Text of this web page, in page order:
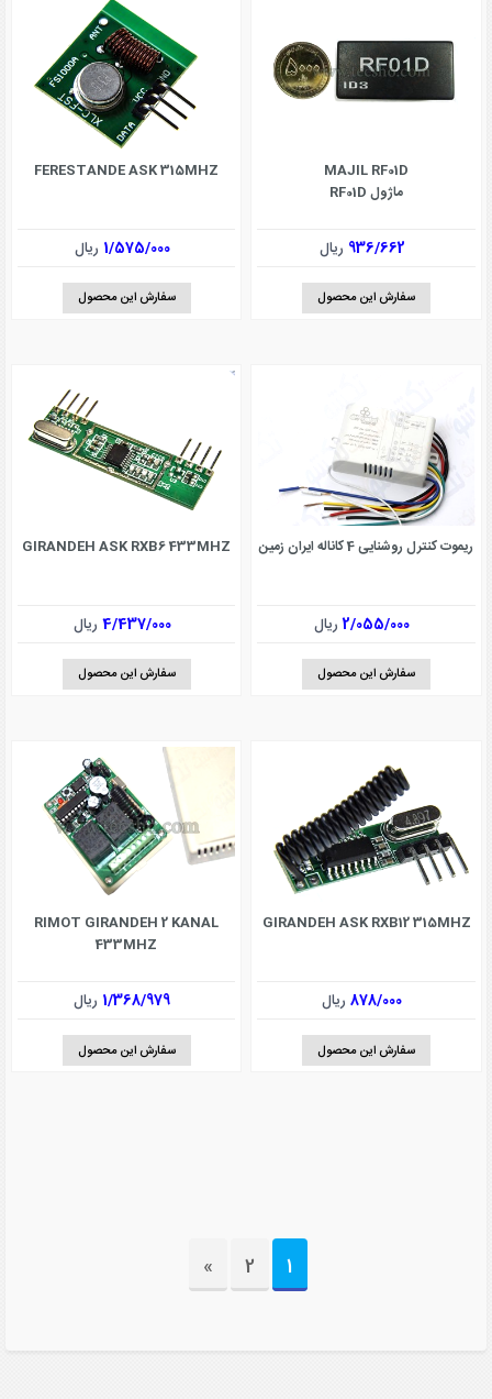
MAJIL RF01D
ماژول RF01D
936/662 ریال
سفارش این محصول
FERESTANDE ASK 315MHZ
1/575/000 ریال
سفارش این محصول
ریموت کنترل روشنایی 4 کاناله ایران زمین
2/055/000ریال
سفارش این محصول
GIRANDEH ASK RXB6 433MHZ
4/437/000 ریال
سفارش این محصول
GIRANDEH ASK RXB12 315MHZ
878/000ریال
سفارش این محصول
RIMOT GIRANDEH 2 KANAL
433MHZ
1/368/979 ریال
سفارش این محصول
1
2
»